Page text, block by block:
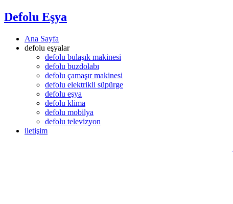
Defolu Eşya
Ana Sayfa
defolu eşyalar
defolu bulaşık makinesi
defolu buzdolabı
defolu çamaşır makinesi
defolu elektrikli süpürge
defolu eşya
defolu klima
defolu mobilya
defolu televizyon
iletişim